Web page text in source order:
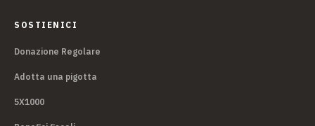
SOSTIENICI
Donazione Regolare
Adotta una pigotta
5X1000